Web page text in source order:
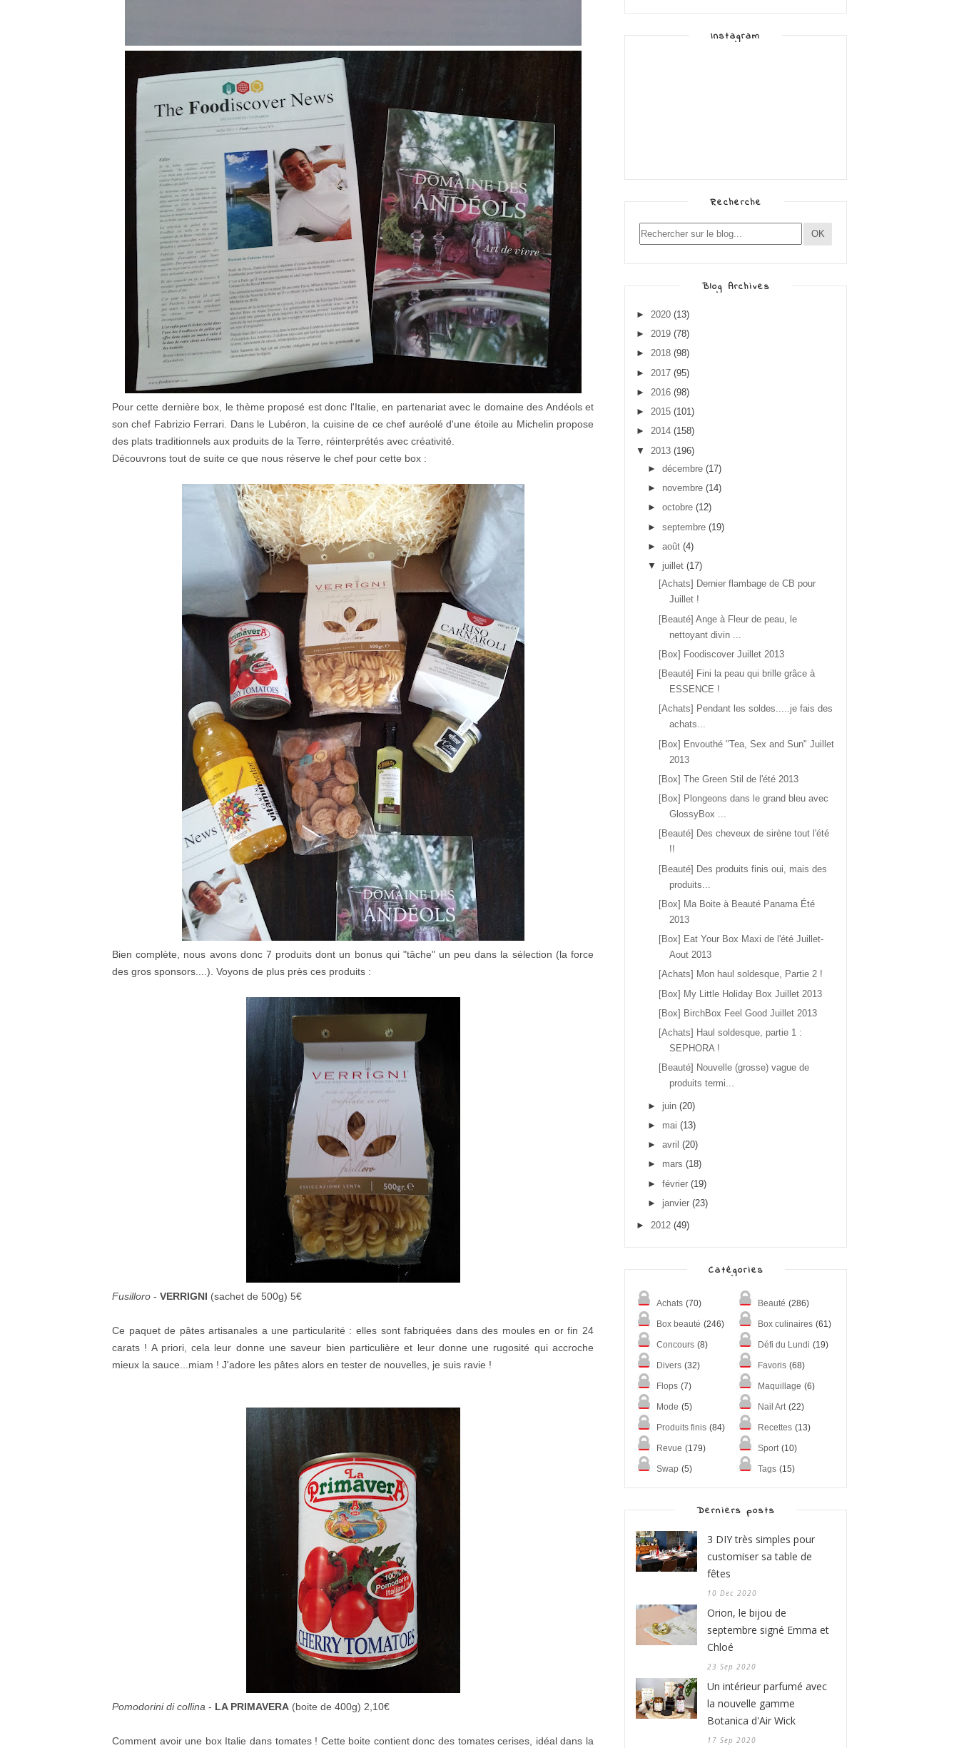
Pour cette dernière box, le thème proposé est donc l'Italie, en partenariat avec le domaine des Andéols et
son chef Fabrizio Ferrari. Dans le Lubéron, la cuisine de ce chef auréolé d'une étoile au Michelin propose
des plats traditionnels aux produits de la Terre, réinterprétés avec créativité.
Découvrons tout de suite ce que nous réserve le chef pour cette box :
Bien complète, nous avons donc 7 produits dont un bonus qui "tâche" un peu dans la sélection (la force
des gros sponsors....). Voyons de plus près ces produits :
Fusilloro - VERRIGNI (sachet de 500g) 5€
Ce paquet de pâtes artisanales a une particularité : elles sont fabriquées dans des moules en or fin 24
carats ! A priori, cela leur donne une saveur bien particulière et leur donne une rugosité qui accroche
mieux la sauce...miam ! J'adore les pâtes alors en tester de nouvelles, je suis ravie !
Pomodorini di collina - LA PRIMAVERA (boite de 400g) 2,10€
Comment avoir une box Italie dans tomates ! Cette boite contient donc des tomates cerises, idéal dans la
Instagram
Recherche
Blog Archives
► 2020 (13)
► 2019 (78)
► 2018 (98)
► 2017 (95)
► 2016 (98)
► 2015 (101)
► 2014 (158)
▼
2013 (196)
► décembre (17)
► novembre (14)
► octobre (12)
► septembre (19)
► août (4)
▼
juillet (17)
[Achats] Dernier flambage de CB pour
Juillet !
[Beauté] Ange à Fleur de peau, le
nettoyant divin ...
[Box] Foodiscover Juillet 2013
[Beauté] Fini la peau qui brille grâce à
ESSENCE !
[Achats] Pendant les soldes.....je fais des
achats...
[Box] Envouthé "Tea, Sex and Sun" Juillet
2013
[Box] The Green Stil de l'été 2013
[Box] Plongeons dans le grand bleu avec
GlossyBox ...
[Beauté] Des cheveux de sirène tout l'été
!!
[Beauté] Des produits finis oui, mais des
produits...
[Box] Ma Boite à Beauté Panama Été
2013
[Box] Eat Your Box Maxi de l'été Juillet-
Aout 2013
[Achats] Mon haul soldesque, Partie 2 !
[Box] My Little Holiday Box Juillet 2013
[Box] BirchBox Feel Good Juillet 2013
[Achats] Haul soldesque, partie 1 :
SEPHORA !
[Beauté] Nouvelle (grosse) vague de
produits termi...
► juin (20)
► mai (13)
► avril (20)
► mars (18)
► février (19)
► janvier (23)
► 2012 (49)
Catégories
Achats (70) Beauté (286)
Box beauté (246) Box culinaires (61)
Concours (8) Défi du Lundi (19)
Divers (32) Favoris (68)
Flops (7) Maquillage (6)
Mode (5) Nail Art (22)
Produits finis (84) Recettes (13)
Revue (179) Sport (10)
Swap (5) Tags (15)
Derniers posts
3 DIY très simples pour
customiser sa table de
fêtes
10 Dec 2020
Orion, le bijou de
septembre signé Emma et
Chloé
23 Sep 2020
Un intérieur parfumé avec
la nouvelle gamme
Botanica d'Air Wick
17 Sep 2020